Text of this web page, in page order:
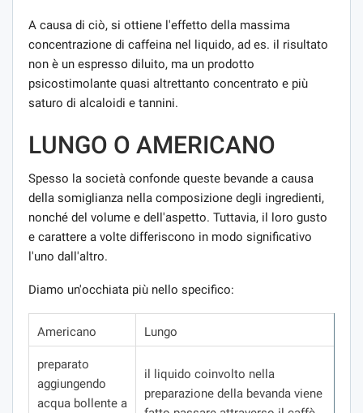
A causa di ciò, si ottiene l'effetto della massima
concentrazione di caffeina nel liquido, ad es. il risultato
non è un espresso diluito, ma un prodotto
psicostimolante quasi altrettanto concentrato e più
saturo di alcaloidi e tannini.
LUNGO O AMERICANO
Spesso la società confonde queste bevande a causa
della somiglianza nella composizione degli ingredienti,
nonché del volume e dell'aspetto. Tuttavia, il loro gusto
e carattere a volte differiscono in modo significativo
l'uno dall'altro.
Diamo un'occhiata più nello specifico:
Americano Lungo
preparato
aggiungendo
acqua bollente a
il liquido coinvolto nella
preparazione della bevanda viene